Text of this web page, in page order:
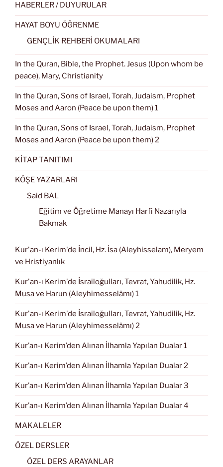
HABERLER / DUYURULAR
HAYAT BOYU ÖĞRENME
GENÇLİK REHBERİ OKUMALARI
In the Quran, Bible, the Prophet. Jesus (Upon whom be
peace), Mary, Christianity
In the Quran, Sons of Israel, Torah, Judaism, Prophet
Moses and Aaron (Peace be upon them) 1
In the Quran, Sons of Israel, Torah, Judaism, Prophet
Moses and Aaron (Peace be upon them) 2
KİTAP TANITIMI
KÖŞE YAZARLARI
Said BAL
Eğitim ve Öğretime Manayı Harfi Nazarıyla
Bakmak
Kur'an-ı Kerim'de İncil, Hz. İsa (Aleyhisselam), Meryem
ve Hristiyanlık
Kur'an-ı Kerim'de İsrailoğulları, Tevrat, Yahudilik, Hz.
Musa ve Harun (Aleyhimesselâmı) 1
Kur'an-ı Kerim'de İsrailoğulları, Tevrat, Yahudilik, Hz.
Musa ve Harun (Aleyhimesselâmı) 2
Kur’an-ı Kerim’den Alınan İlhamla Yapılan Dualar 1
Kur’an-ı Kerim’den Alınan İlhamla Yapılan Dualar 2
Kur’an-ı Kerim’den Alınan İlhamla Yapılan Dualar 3
Kur’an-ı Kerim’den Alınan İlhamla Yapılan Dualar 4
MAKALELER
ÖZEL DERSLER
ÖZEL DERS ARAYANLAR